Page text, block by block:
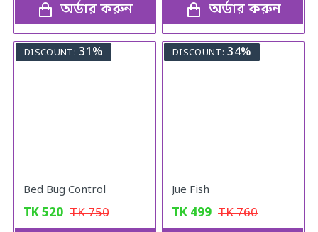
অর্ডার করুন অর্ডার করুন
DISCOUNT: 31%
Bed Bug Control
TK520 TK750
DISCOUNT: 34%
Jue Fish
TK 499 TK760